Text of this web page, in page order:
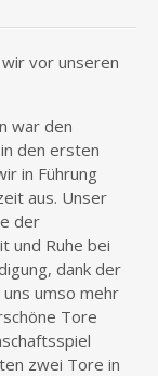
vor unseren
war den
den ersten
in Führung
aus. Unser
der
und Ruhe bei
dank der
umso mehr
Tore
zwei Tore in